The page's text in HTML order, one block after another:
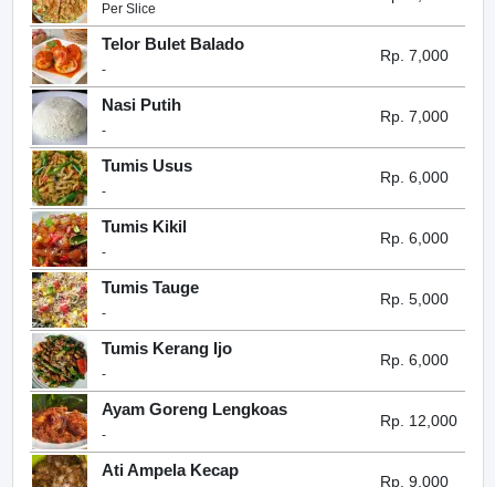
Per Slice
Telor Bulet Balado
-
Rp. 7,000
Nasi Putih
-
Rp. 7,000
Tumis Usus
-
Rp. 6,000
Tumis Kikil
-
Rp. 6,000
Tumis Tauge
-
Rp. 5,000
Tumis Kerang Ijo
-
Rp. 6,000
Ayam Goreng Lengkoas
-
Rp. 12,000
Ati Ampela Kecap
Rp. 9,000